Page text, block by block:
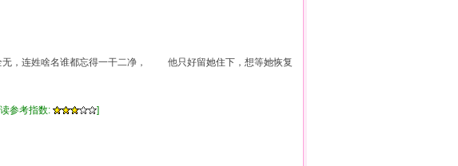
，连姓啥名谁都忘得一干二净， 他只好留她住下，想等她恢复
参考指数:
]